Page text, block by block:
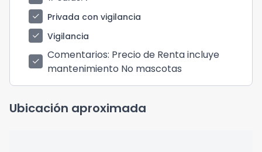
check
Privada con vigilancia
check
Vigilancia
check Comentarios: Precio de Renta incluye
mantenimiento No mascotas
Ubicación aproximada